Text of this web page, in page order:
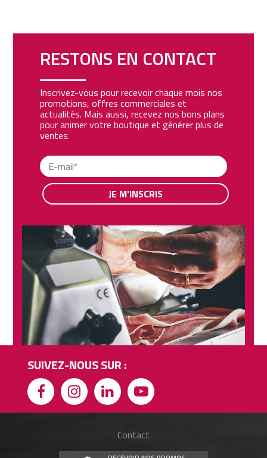
RESTONS EN CONTACT
Inscrivez-vous pour recevoir chaque mois nos
promotions, offres commerciales et
actualités. Mais aussi, recevez nos bons plans
pour animer votre boutique et générer plus de
ventes.
JE M'INSCRIS
SUIVEZ-NOUS SUR :
Contact